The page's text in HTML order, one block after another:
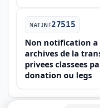
NATINF27515
Non notification
archives de la
privees classees
donation ou legs